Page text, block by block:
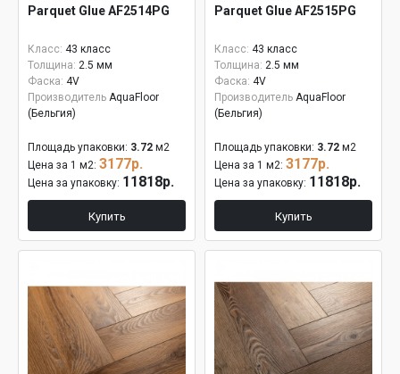
Parquet Glue AF2514PG
Класс: 43 класс
Толщина: 2.5 мм
Фаска: 4V
Производитель AquaFloor
(Бельгия)
Площадь упаковки: 3.72 м2
Цена за 1 м2: 3177р.
Цена за упаковку: 11818р.
Купить
Parquet Glue AF2515PG
Класс: 43 класс
Толщина: 2.5 мм
Фаска: 4V
Производитель AquaFloor
(Бельгия)
Площадь упаковки: 3.72 м2
Цена за 1 м2: 3177р.
Цена за упаковку: 11818р.
Купить